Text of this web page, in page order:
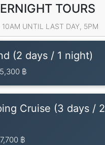
TOURS
10AM UNTIL LAST DAY, 5PM
(2 days / 1 night)
฿
Cruise (3 days / 2
฿